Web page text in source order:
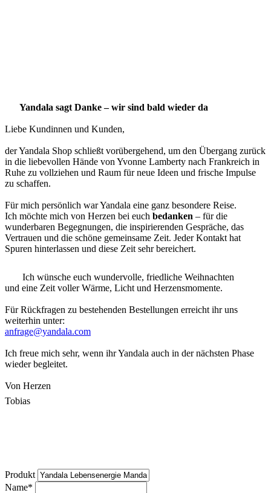
Yandala sagt Danke – wir sind bald wieder da
Liebe Kundinnen und Kunden,
der Yandala Shop schließt vorübergehend, um den Übergang zurück
in die liebevollen Hände von Yvonne Lamberty nach Frankreich in
Ruhe zu vollziehen und Raum für neue Ideen und frische Impulse
zu schaffen.
Für mich persönlich war Yandala eine ganz besondere Reise.
Ich möchte mich von Herzen bei euch bedanken – für die
wunderbaren Begegnungen, die inspirierenden Gespräche, das
Vertrauen und die schöne gemeinsame Zeit. Jeder Kontakt hat
Spuren hinterlassen und diese Zeit sehr bereichert.
Ich wünsche euch wundervolle, friedliche Weihnachten
und eine Zeit voller Wärme, Licht und Herzensmomente.
Für Rückfragen zu bestehenden Bestellungen erreicht ihr uns
weiterhin unter:
anfrage@yandala.com
Ich freue mich sehr, wenn ihr Yandala auch in der nächsten Phase
wieder begleitet.
Von Herzen
Tobias
Produkt
Name*